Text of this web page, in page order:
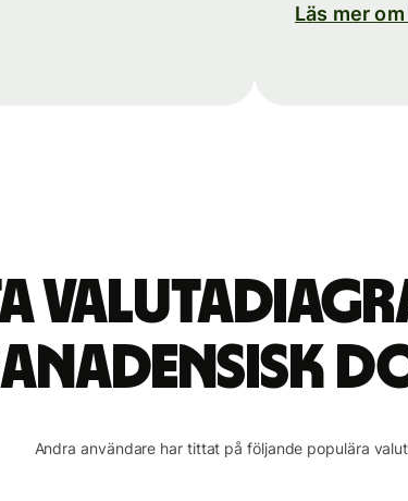
Läs mer om
Andra användare har tittat på följande populära